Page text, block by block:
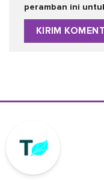
peramban ini